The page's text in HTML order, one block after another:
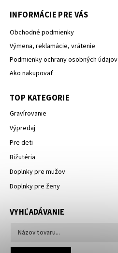
INFORMÁCIE PRE VÁS
Obchodné podmienky
Výmena, reklamácie, vrátenie
Podmienky ochrany osobných údajov
Ako nakupovať
TOP KATEGORIE
Gravírovanie
Výpredaj
Pre deti
Bižutéria
Doplnky pre mužov
Doplnky pre ženy
VYHĽADÁVANIE